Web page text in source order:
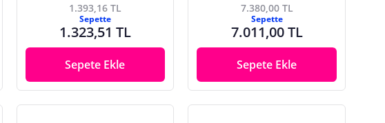
1.393,16 TL
Sepette
1.323,51 TL
Sepete Ekle
7.380,00 TL
Sepette
7.011,00 TL
Sepete Ekle